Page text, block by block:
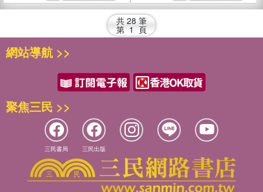
共 28 筆
第 1 頁
網站導航 >>
聚焦三民 >>
三民書局 三民出版